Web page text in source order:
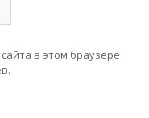
в этом браузере